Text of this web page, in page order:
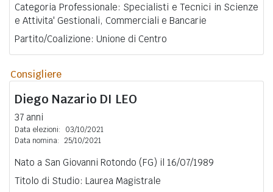
Categoria Professionale: Specialisti e Tecnici in Scienze
e Attivita' Gestionali, Commerciali e Bancarie
Partito/Coalizione: Unione di Centro
Consigliere
Diego Nazario DI LEO
37 anni
Data elezioni:
03/10/2021
Data nomina: 25/10/2021
Nato a San Giovanni Rotondo (FG) il 16/07/1989
Titolo di Studio: Laurea Magistrale